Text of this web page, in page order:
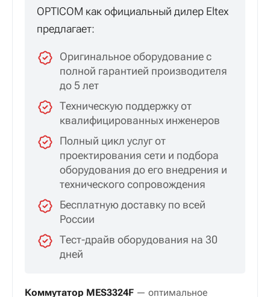
Системы видеонаблюдения— агрегация
трафика с IP-камер по оптоволокну
Преимущества покупки в
OPTICOM
OPTICOM как официальный дилер Eltex
предлагает:
Оригинальное оборудование с
полной гарантией производителя
до 5 лет
Техническую поддержку от
квалифицированных инженеров
Полный цикл услуг от
проектирования сети и подбора